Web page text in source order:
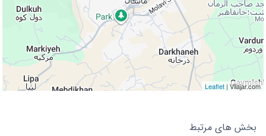
Leaflet | Vilajar.com
بخش های مرتبط